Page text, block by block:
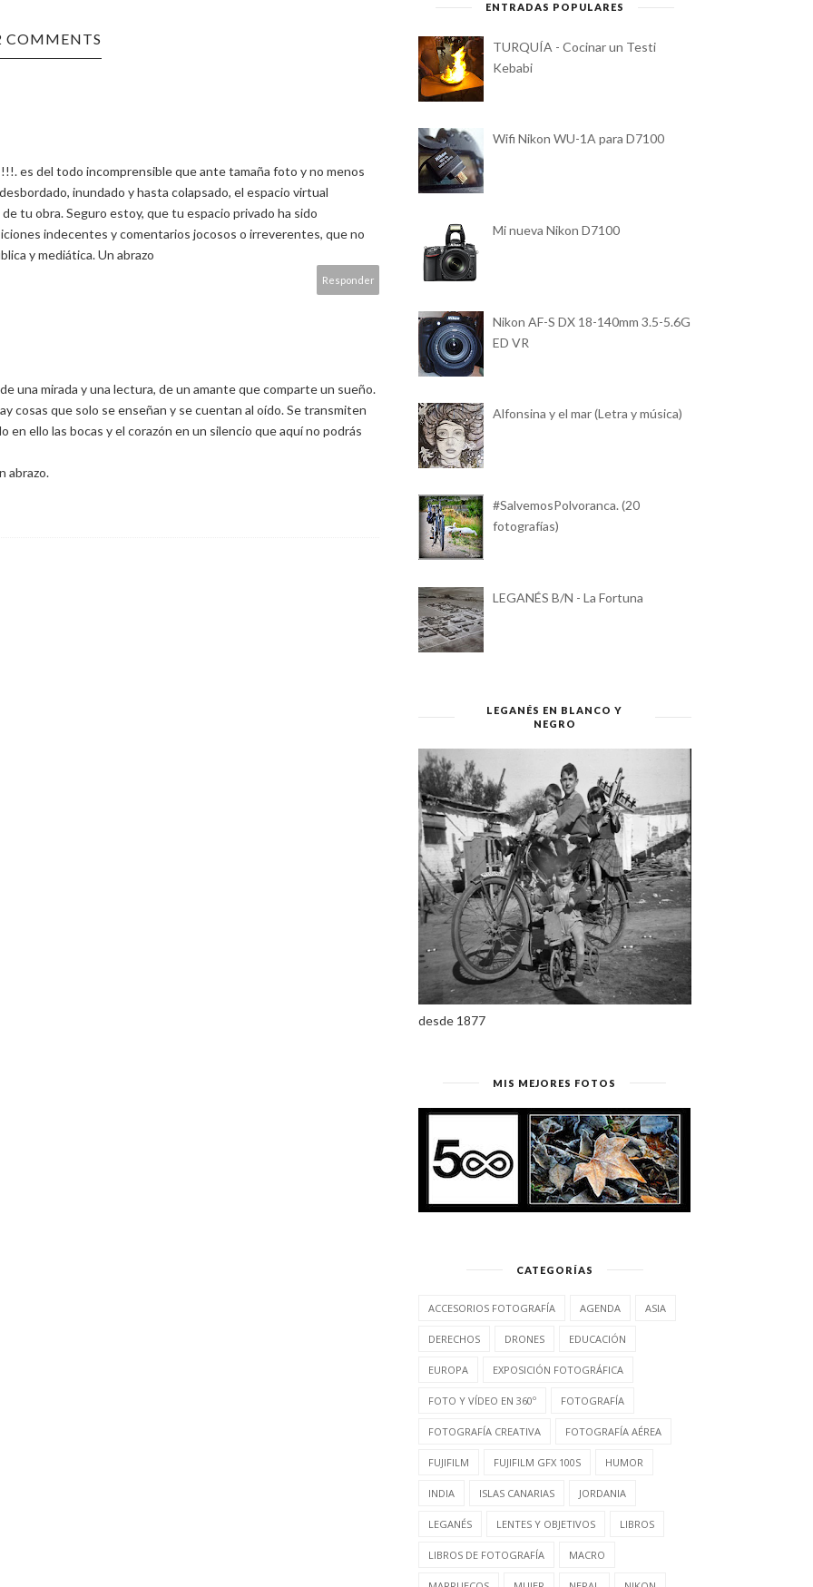
COMMENTS
es del todo incomprensible que ante tamaña foto y no menos
inundado y hasta colapsado, el espacio virtual
tu obra. Seguro estoy, que tu espacio privado ha sido
indecentes y comentarios jocosos o irreverentes, que no
y mediática. Un abrazo
Responder
una mirada y una lectura, de un amante que comparte un sueño.
cosas que solo se enseñan y se cuentan al oído. Se transmiten
en ello las bocas y el corazón en un silencio que aquí no podrás
abrazo.
ENTRADAS POPULARES
TURQUÍA - Cocinar un Testi
Kebabi
Wifi Nikon WU-1A para D7100
Mi nueva Nikon D7100
Nikon AF-S DX 18-140mm 3.5-5.6G
ED VR
Alfonsina y el mar (Letra y música)
#SalvemosPolvoranca. (20
fotografías)
LEGANÉS B/N - La Fortuna
LEGANÉS EN BLANCO Y
NEGRO
desde 1877
MIS MEJORES FOTOS
CATEGORÍAS
ACCESORIOS FOTOGRAFÍA AGENDA ASIA
DERECHOS DRONES EDUCACIÓN
EUROPA EXPOSICIÓN FOTOGRÁFICA
FOTO Y VÍDEO EN 360º FOTOGRAFÍA
FOTOGRAFÍA CREATIVA FOTOGRAFÍA AÉREA
FUJIFILM FUJIFILM GFX 100S HUMOR
INDIA ISLAS CANARIAS JORDANIA
LEGANÉS LENTES Y OBJETIVOS LIBROS
LIBROS DE FOTOGRAFÍA MACRO